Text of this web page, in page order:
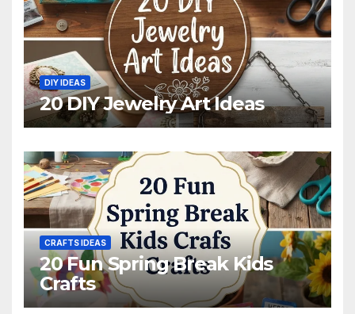
DIY IDEAS
20 DIY Jewelry Art Ideas
CRAFTS IDEAS
20 Fun Spring Break Kids
Crafts